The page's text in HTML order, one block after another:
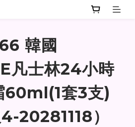
韓國
凡士林24小時
60ml(1套3支)
20281118）